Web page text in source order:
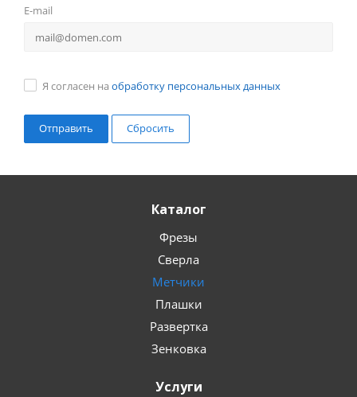
E-mail
Я согласен на обработку персональных данных
Сбросить
Каталог
Фрезы
Сверла
Метчики
Плашки
Развертка
Зенковка
Услуги